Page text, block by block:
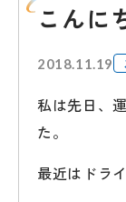
こんに
2018.11.19
私は先日、
た。
最近はドラ